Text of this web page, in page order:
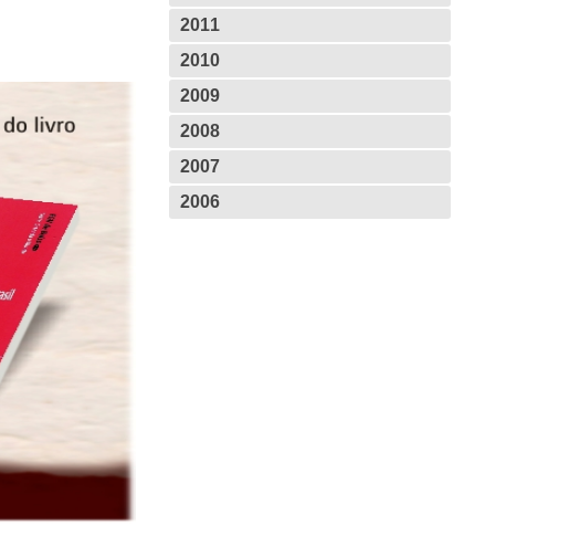
2011
2010
2009
2008
2007
2006